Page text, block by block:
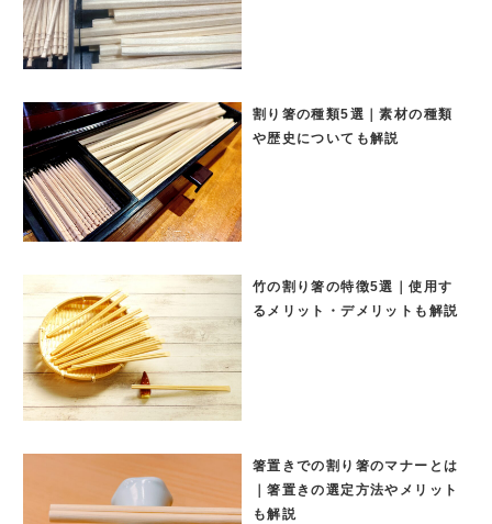
割り箸の種類5選｜素材の種類
や歴史についても解説
竹の割り箸の特徴5選｜使用す
るメリット・デメリットも解説
箸置きでの割り箸のマナーとは
｜箸置きの選定方法やメリット
も解説